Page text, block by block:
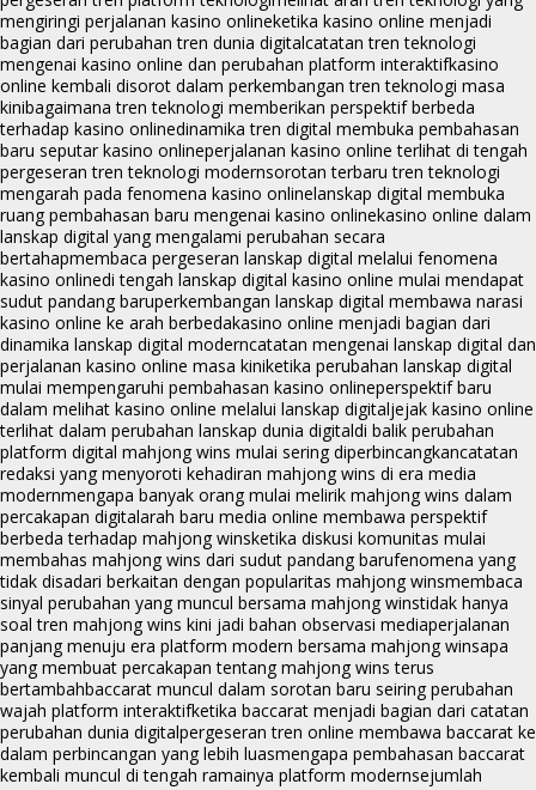
mengiringi perjalanan kasino onlineketika kasino online menjadi
bagian dari perubahan tren dunia digitalcatatan tren teknologi
mengenai kasino online dan perubahan platform interaktifkasino
online kembali disorot dalam perkembangan tren teknologi masa
kinibagaimana tren teknologi memberikan perspektif berbeda
terhadap kasino onlinedinamika tren digital membuka pembahasan
baru seputar kasino onlineperjalanan kasino online terlihat di tengah
pergeseran tren teknologi modernsorotan terbaru tren teknologi
mengarah pada fenomena kasino onlinelanskap digital membuka
ruang pembahasan baru mengenai kasino onlinekasino online dalam
lanskap digital yang mengalami perubahan secara
bertahapmembaca pergeseran lanskap digital melalui fenomena
kasino onlinedi tengah lanskap digital kasino online mulai mendapat
sudut pandang baruperkembangan lanskap digital membawa narasi
kasino online ke arah berbedakasino online menjadi bagian dari
dinamika lanskap digital moderncatatan mengenai lanskap digital dan
perjalanan kasino online masa kiniketika perubahan lanskap digital
mulai mempengaruhi pembahasan kasino onlineperspektif baru
dalam melihat kasino online melalui lanskap digitaljejak kasino online
terlihat dalam perubahan lanskap dunia digitaldi balik perubahan
platform digital mahjong wins mulai sering diperbincangkancatatan
redaksi yang menyoroti kehadiran mahjong wins di era media
modernmengapa banyak orang mulai melirik mahjong wins dalam
percakapan digitalarah baru media online membawa perspektif
berbeda terhadap mahjong winsketika diskusi komunitas mulai
membahas mahjong wins dari sudut pandang barufenomena yang
tidak disadari berkaitan dengan popularitas mahjong winsmembaca
sinyal perubahan yang muncul bersama mahjong winstidak hanya
soal tren mahjong wins kini jadi bahan observasi mediaperjalanan
panjang menuju era platform modern bersama mahjong winsapa
yang membuat percakapan tentang mahjong wins terus
bertambahbaccarat muncul dalam sorotan baru seiring perubahan
wajah platform interaktifketika baccarat menjadi bagian dari catatan
perubahan dunia digitalpergeseran tren online membawa baccarat ke
dalam perbincangan yang lebih luasmengapa pembahasan baccarat
kembali muncul di tengah ramainya platform modernsejumlah